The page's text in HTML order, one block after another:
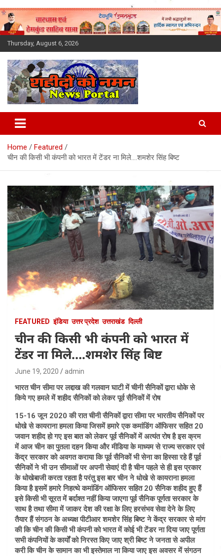
Skip
to
content
Thursday, August 6, 2026
Latest News Today, Breaking
News, Uttarakhand News in
Hindi
Home
Featured
चीन की किसी भी कंपनी को भारत में टेंडर ना मिले….शमशेर सिंह बिष्ट
FEATURED इंडिया उत्तर प्रदेश उत्तराखंड दिल्ली
चीन की किसी भी कंपनी को भारत में
टेंडर ना मिले….शमशेर सिंह बिष्ट
June 19, 2020 admin
भारत चीन सीमा पर लद्दाख की गलवान घाटी में चीनी सैनिकों द्वारा धोके से
किये गए हमले में शहीद सैनिकों को लेकर पूर्व सैनिकों में रोष
15-16 जून 2020 की रात चीनी सैनिकों द्वारा सीमा पर भारतीय सैनिकों पर
धोखे से कायराना हमला किया जिसमें हमारे एक कमांडिंग ऑफिसर सहित 20
जवान शहीद हो गए इस बात को लेकर पूर्व सैनिकों में अत्यंत रोष है इस क्रम
में आज चीन का पुतला दहन किया और मीडिया के माध्यम से राज्य सरकार एवं
केंद्र सरकार को अवगत कराया कि पूर्व सैनिकों भी सेना का हिस्सा रहे हैं पूर्व
सैनिकों ने भी उन सीमाओं पर अपनी सेवाएं दी है चीन पहले से ही इस प्रकार
के धोखेबाजी करता रहता है परंतु इस बार चीन ने धोखे से कायराना हमला
किया है इसमें हमारे निहत्थे कमांडिंग ऑफिसर सहित 20 सैनिक शहीद हुए हैं
इसे किसी भी सूरत में बर्दाश्त नहीं किया जाएगा पूर्व सैनिक पूर्णता सरकार के
साथ है तथा सीमा में जाकर देश की रक्षा के लिए हरसंभव सेवा देने के लिए
तैयार हैं संगठन के अध्यक्ष पीटीआर शमशेर सिंह बिष्ट ने केंद्र सरकार से मांग
की कि चीन की किसी भी कंपनी को भारत में कोई भी टेंडर ना दिया जाए पूर्णता
सभी कंपनियों के कार्यों को निरस्त किए जाए श्री बिष्ट ने जनता से अपील
करी कि चीन के सामान का भी इस्तेमाल ना किया जाए इस अवसर में संगठन